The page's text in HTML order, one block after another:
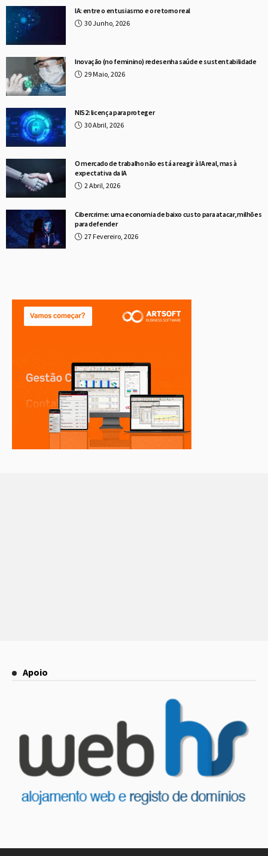
IA: entre o entusiasmo e o retorno real
30 Junho, 2026
Inovação (no feminino) redesenha saúde e sustentabilidade
29 Maio, 2026
NIS2: licença para proteger
30 Abril, 2026
O mercado de trabalho não está a reagir à IA real, mas à
expectativa da IA
2 Abril, 2026
Cibercrime: uma economia de baixo custo para atacar, milhões
para defender
27 Fevereiro, 2026
Apoio